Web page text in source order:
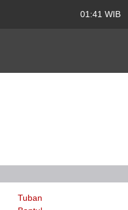
01:41 WIB
Tuban